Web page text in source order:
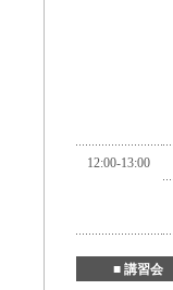
12:00-13:00
■ 講習会